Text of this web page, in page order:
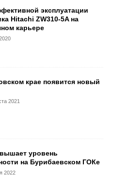
эксплуатации
Hitachi ZW310-5A на
карьере
крае появится новый
2021
уровень
на Бурибаевском ГОКе
2022